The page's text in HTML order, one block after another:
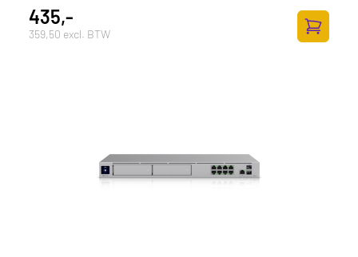
435,-
359,50 excl. BTW